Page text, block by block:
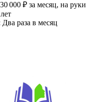
000 ₽ за месяц, на руки
раза в месяц